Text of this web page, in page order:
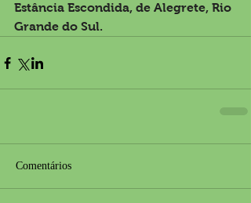
Estância Escondida, de Alegrete, Rio
Grande do Sul.
Comentários